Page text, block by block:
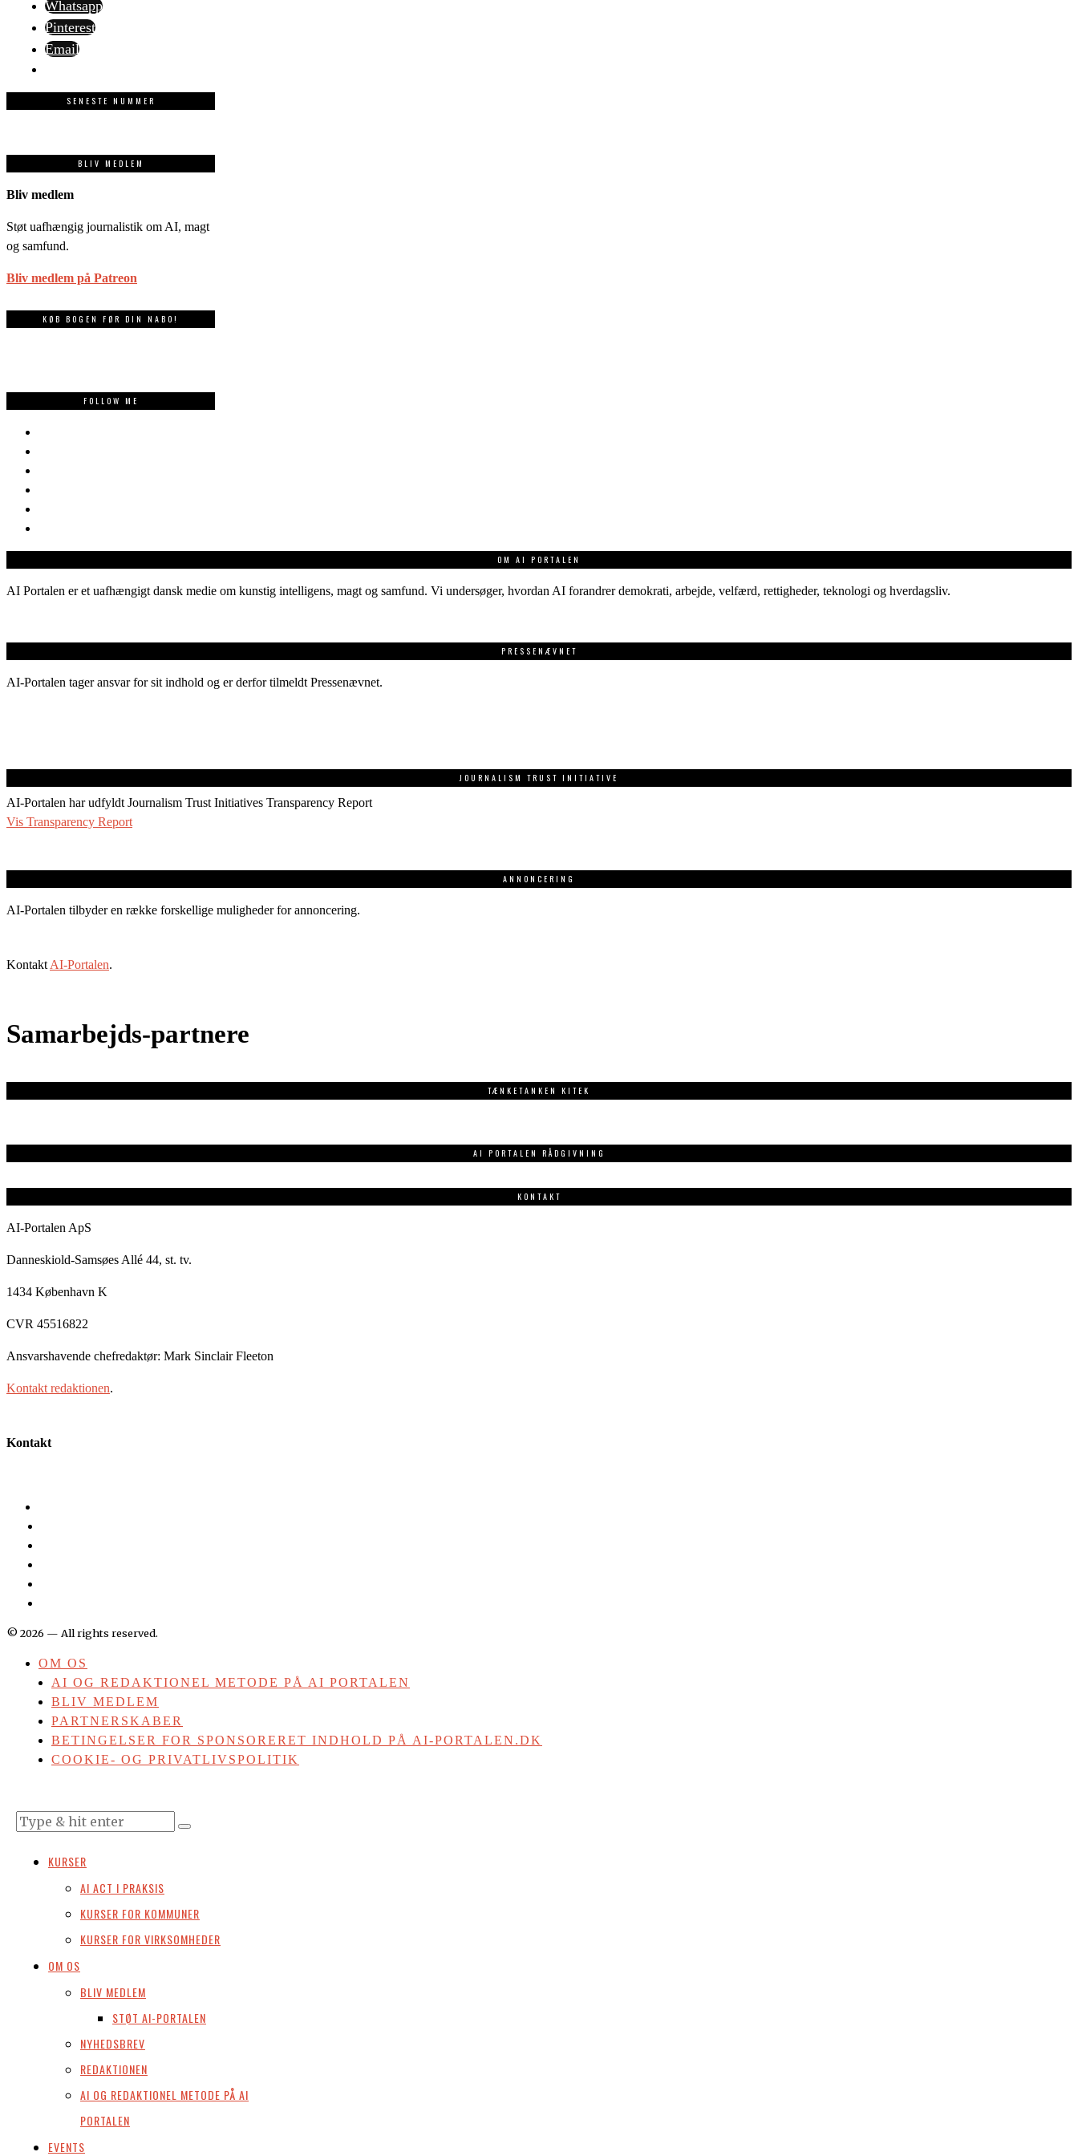
Whatsapp
Pinterest
Email
SENESTE NUMMER
BLIV MEDLEM
Bliv medlem
Støt uafhængig journalistik om AI, magt
og samfund.
Bliv medlem på Patreon
KØB BOGEN FØR DIN NABO!
FOLLOW ME
OM AI PORTALEN
AI Portalen er et uafhængigt dansk medie om kunstig intelligens, magt og samfund. Vi undersøger, hvordan AI forandrer demokrati, arbejde, velfærd, rettigheder, teknologi og hverdagsliv.
PRESSENÆVNET
AI-Portalen tager ansvar for sit indhold og er derfor tilmeldt Pressenævnet.
JOURNALISM TRUST INITIATIVE
AI-Portalen har udfyldt Journalism Trust Initiatives Transparency Report
Vis Transparency Report
ANNONCERING
AI-Portalen tilbyder en række forskellige muligheder for annoncering.
Kontakt AI-Portalen.
Samarbejds-partnere
TÆNKETANKEN KITEK
AI PORTALEN RÅDGIVNING
KONTAKT
AI-Portalen ApS
Danneskiold-Samsøes Allé 44, st. tv.
1434 København K
CVR 45516822
Ansvarshavende chefredaktør: Mark Sinclair Fleeton
Kontakt redaktionen.
Kontakt
©2026 — All rights reserved.
OM OS
AI OG REDAKTIONEL METODE PÅ AI PORTALEN
BLIV MEDLEM
PARTNERSKABER
BETINGELSER FOR SPONSORERET INDHOLD PÅ AI-PORTALEN.DK
COOKIE- OG PRIVATLIVSPOLITIK
KURSER
AI ACT I PRAKSIS
KURSER FOR KOMMUNER
KURSER FOR VIRKSOMHEDER
OM OS
BLIV MEDLEM
STØT AI-PORTALEN
NYHEDSBREV
REDAKTIONEN
AI OG REDAKTIONEL METODE PÅ AI
PORTALEN
EVENTS